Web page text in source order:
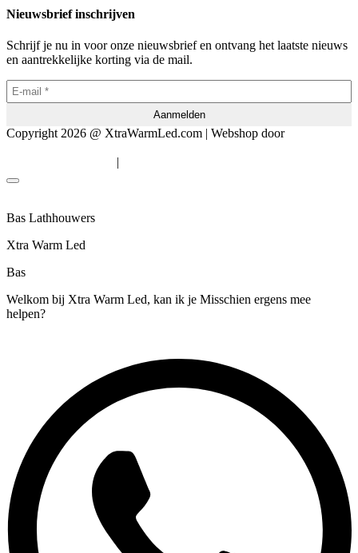
Nieuwsbrief inschrijven
Schrijf je nu in voor onze nieuwsbrief en ontvang het laatste nieuws
en aantrekkelijke korting via de mail.
Copyright 2026 @ XtraWarmLed.com | Webshop door
|
Bas Lathhouwers
Xtra Warm Led
Bas
Welkom bij Xtra Warm Led, kan ik je Misschien ergens mee
helpen?